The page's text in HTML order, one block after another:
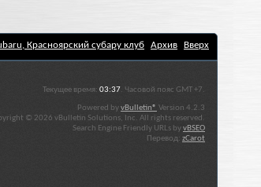
Красноярский субару клуб Архив Вверх
Текущее время: 03:37. Часовой пояс GMT +7.
Powered byvBulletin® Version 4.2.3
© 2026 vBulletin Solutions, Inc. All rights reserved.
Search Engine Friendly URLs byvBSEO
Перевод: zCarot